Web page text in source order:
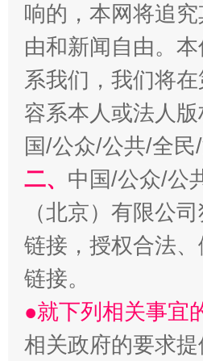
解纷+调解+退费，一次搞定
响的，本网将追
由和新闻自由。
系我们，我们将
容系本人或法人
国/公众/公共/全
二、 中国/公众/公
（北京）有限公
链接，授权合法
链接。
●就下列相关事宜
相关政府的要求